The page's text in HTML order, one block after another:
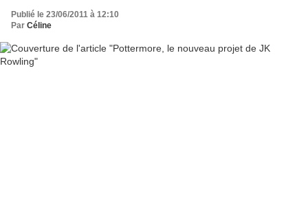
Publié le 23/06/2011 à 12:10
Par Céline